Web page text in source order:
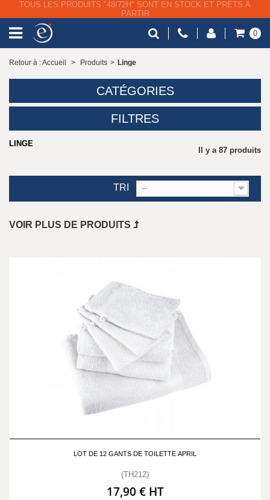
LIVRAISON GRATUITE À PARTIR DE 79€ HT
0
Retour à : Accueil > Produits > Linge
CATÉGORIES
FILTRES
LINGE
Il y a 87 produits
TRI --
VOIR PLUS DE PRODUITS
LOT DE 12 GANTS DE TOILETTE APRIL
(TH212)
17,90 € HT